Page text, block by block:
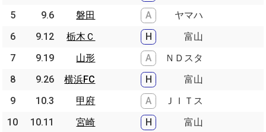
5
9.6 磐田 A
ヤマハ
6
9.12 栃木Ｃ H
富山
7
9.19 山形 A
ＮＤスタ
8
9.26 横浜FC H
富山
9
10.3 甲府 A
ＪＩＴス
10
10.11 宮崎 H
富山
5
9.6
磐田
6
9.12
栃木Ｃ
7
9.19
山形
8
9.26
横浜FC
9
10.3
甲府
10
10.11
宮崎